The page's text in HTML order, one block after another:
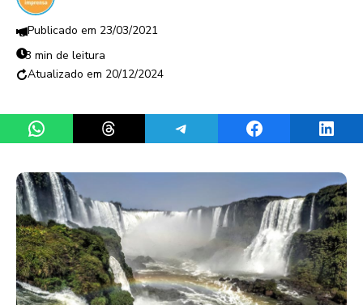
23/03/2021
3 min de leitura
20/12/2024
Share on WhatsAppShare on ThreadsShare on TelegramShare on Facebook